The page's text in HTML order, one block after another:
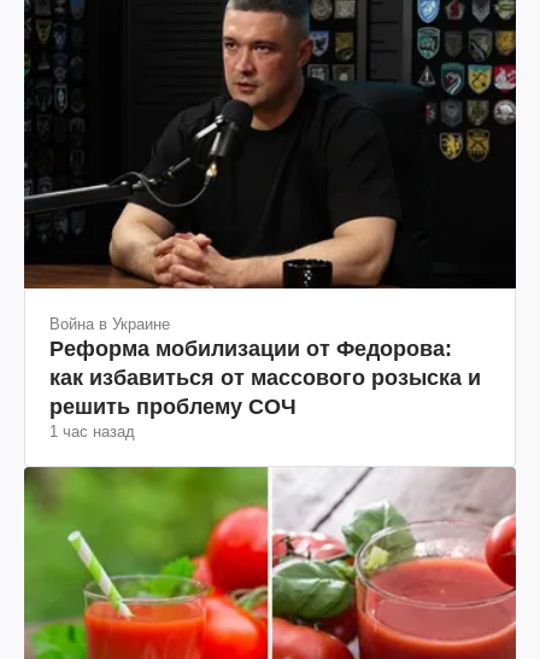
Война в Украине
Реформа мобилизации от Федорова:
как избавиться от массового розыска и
решить проблему СОЧ
1 час назад